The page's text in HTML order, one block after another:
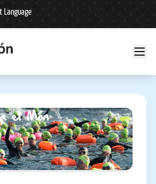
Language